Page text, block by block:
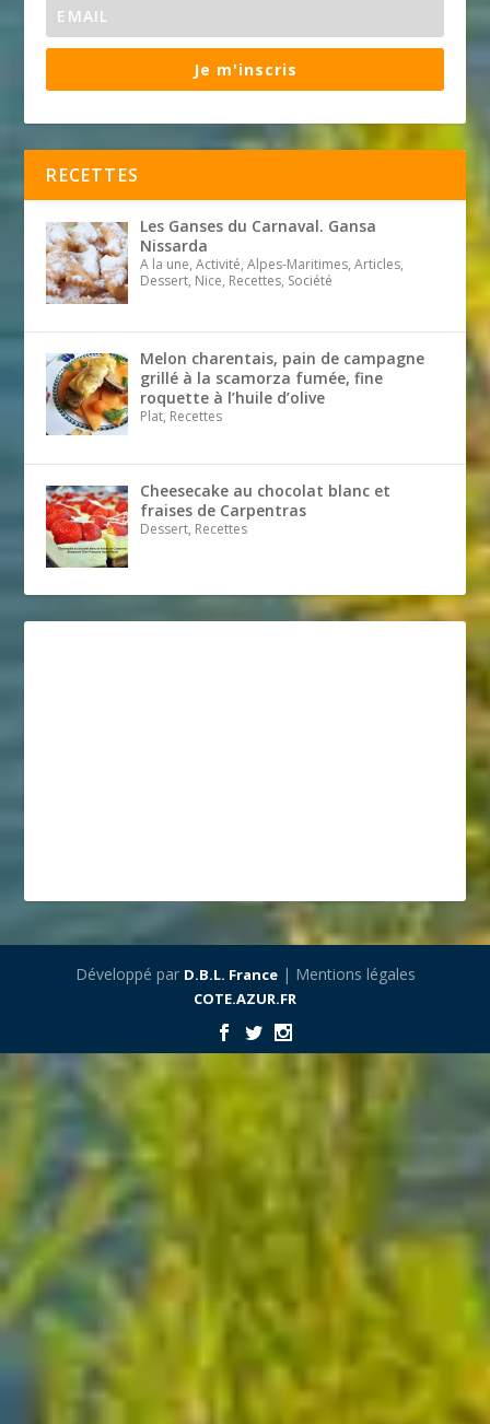
Je m'inscris
RECETTES
Les Ganses du Carnaval. Gansa
Nissarda
A la une, Activité, Alpes-Maritimes, Articles,
Dessert, Nice, Recettes, Société
Melon charentais, pain de campagne
grillé à la scamorza fumée, fine
roquette à l’huile d’olive
Plat, Recettes
Cheesecake au chocolat blanc et
fraises de Carpentras
Dessert, Recettes
Développé par D.B.L. France| Mentions légales
COTE.AZUR.FR